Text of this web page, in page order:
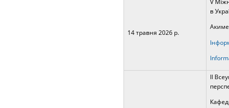
14 травня 2026 р.
в
ІІ